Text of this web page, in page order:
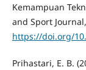
Kemampuan
and Sport
https://doi.org/
Prihastari, E. B.